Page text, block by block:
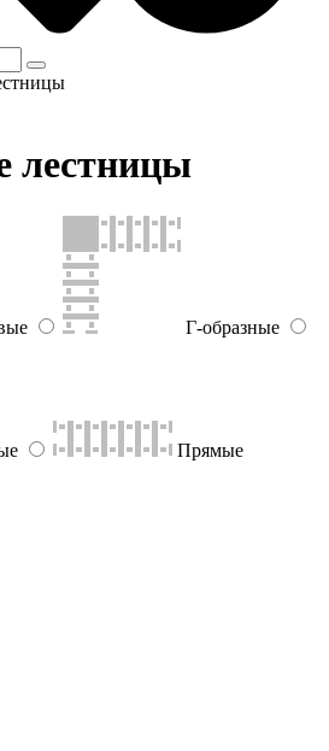
лестницы
Г-образные
Прямые